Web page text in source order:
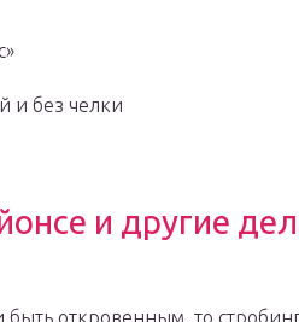
и без челки
и другие
быть откровенным, то